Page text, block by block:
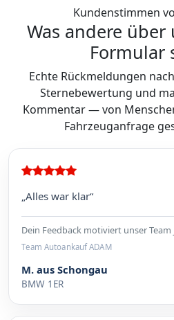
Kundenstimmen
Was andere
Formular
Echte Rückmeldungen
Sternebewertung und
Kommentar — von
Fahrzeuganfrage
„Alles war klar“
Dein Feedback motiviert unser Team
Team Autoankauf ADAM
M. aus Schongau
BMW 1ER